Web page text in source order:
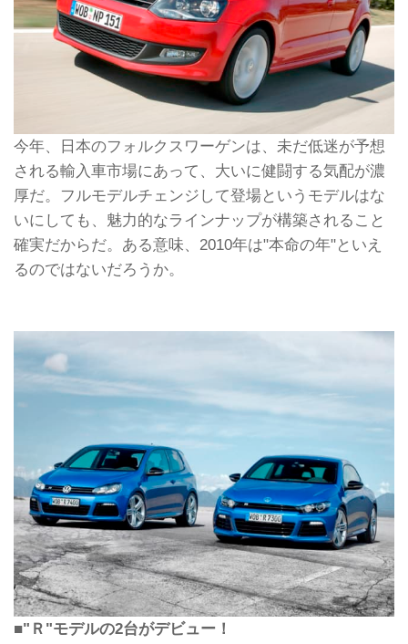
今年、日本のフォルクスワーゲンは、未だ低迷が予想
される輸入車市場にあって、大いに健闘する気配が濃
厚だ。フルモデルチェンジして登場というモデルはな
いにしても、魅力的なラインナップが構築されること
確実だからだ。ある意味、2010年は"本命の年"といえ
るのではないだろうか。
■"Ｒ"モデルの2台がデビュー！